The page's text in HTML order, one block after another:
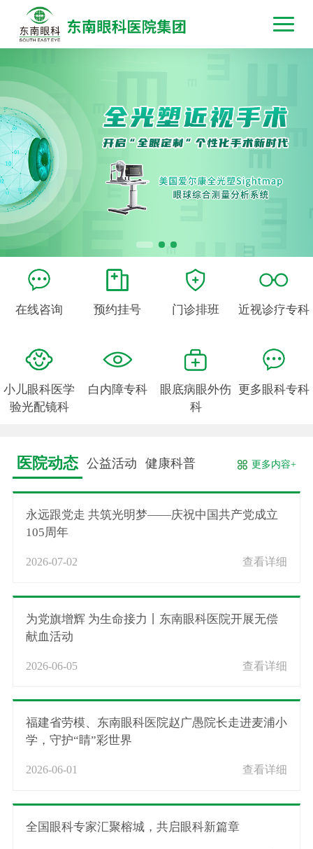
在线咨询 预约挂号 门诊排班 近视诊疗专科
小儿眼科医学
验光配镜科
白内障专科
眼底病眼外伤
科
更多眼科专科
医院动态 公益活动 健康科普 更多内容+
永远跟党走 共筑光明梦——庆祝中国共产党成立
105周年
2026-07-02 查看详细
为党旗增辉 为生命接力丨东南眼科医院开展无偿
献血活动
2026-06-05 查看详细
福建省劳模、东南眼科医院赵广愚院长走进麦浦小
学，守护“睛”彩世界
2026-06-01 查看详细
全国眼科专家汇聚榕城，共启眼科新篇章